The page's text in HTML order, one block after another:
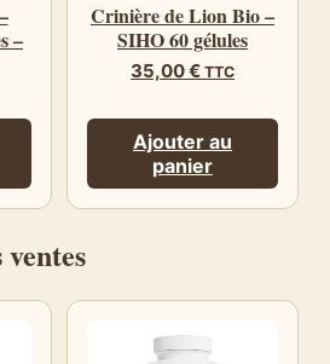
–
Crinière de Lion Bio –
SIHO 60 gélules
35,00€ TTC
Ajouter au
panier